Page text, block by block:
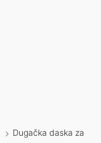
Dugačka daska za